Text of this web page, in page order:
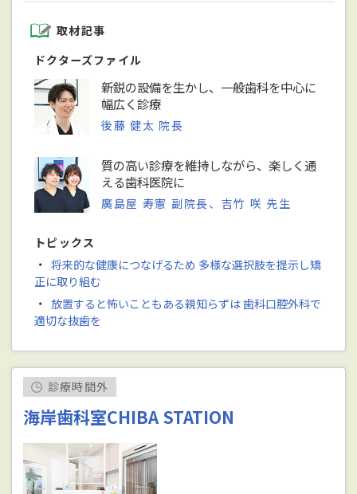
取材記事
ドクターズファイル
新鋭の設備を生かし、一般歯科を中心に
幅広く診療
後藤 健太 院長
質の高い診療を維持しながら、楽しく通
える歯科医院に
廣島屋 寿憲 副院長、吉竹 咲 先生
トピックス
・ 将来的な健康につなげるため 多様な選択肢を提示し矯
正に取り組む
・ 放置すると怖いこともある親知らずは 歯科口腔外科で
適切な抜歯を
診療時間外
海岸歯科室CHIBA STATION